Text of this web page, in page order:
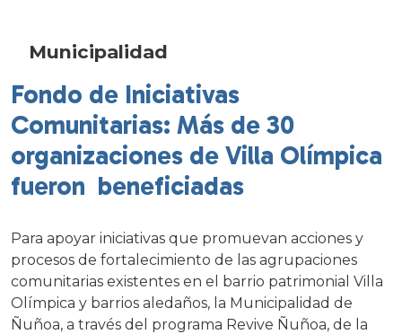
Municipalidad
Fondo de Iniciativas
Comunitarias: Más de 30
organizaciones de Villa Olímpica
fueron beneficiadas
Para apoyar iniciativas que promuevan acciones y
procesos de fortalecimiento de las agrupaciones
comunitarias existentes en el barrio patrimonial Villa
Olímpica y barrios aledaños, la Municipalidad de
Ñuñoa, a través del programa Revive Ñuñoa, de la